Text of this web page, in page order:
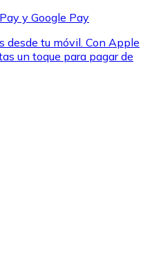
efectivo en tu tienda más
y Google Pay
desde tu móvil. Con Apple
un toque para pagar de